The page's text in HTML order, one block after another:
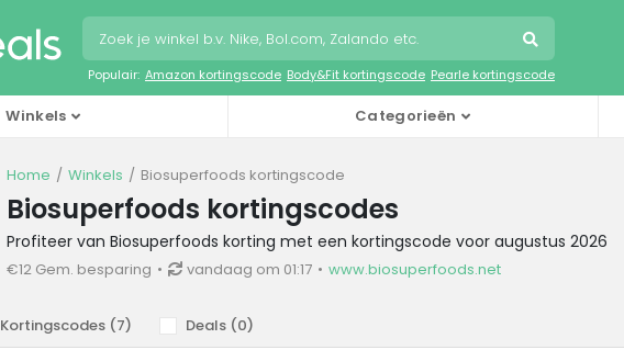
Populair: Amazon kortingscode Body&Fit kortingscode Pearle kortingscode
Winkels Categorieën
Home Winkels Biosuperfoods kortingscode
Biosuperfoods kortingscodes
Profiteer van Biosuperfoods korting met een kortingscode voor augustus 2026
€12 Gem. besparing vandaag om 01:17 www.biosuperfoods.net
Kortingscodes (7) Deals (0)